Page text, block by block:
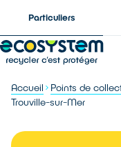
Particuliers
Accueil Points de
Trouville-sur-Mer